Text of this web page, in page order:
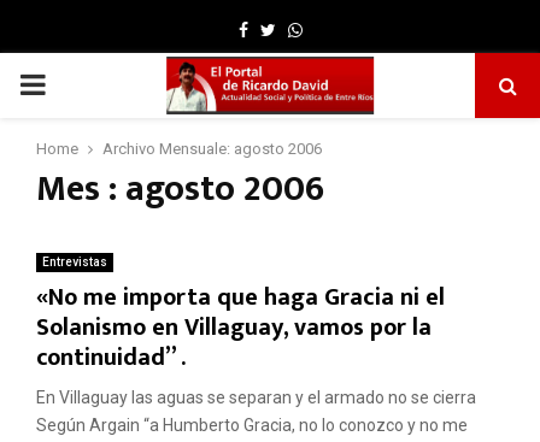
Facebook
TwitterWhatsapp
PRIMARY
MENU
Home Archivo Mensuale: agosto 2006
Mes : agosto 2006
Entrevistas
«No me importa que haga Gracia ni el
Solanismo en Villaguay, vamos por la
continuidad” .
En Villaguay las aguas se separan y el armado no se cierra
Según Argain “a Humberto Gracia, no lo conozco y no me